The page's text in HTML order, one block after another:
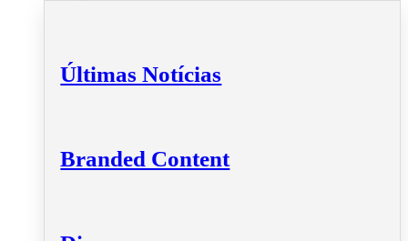
Últimas Notícias
Branded Content